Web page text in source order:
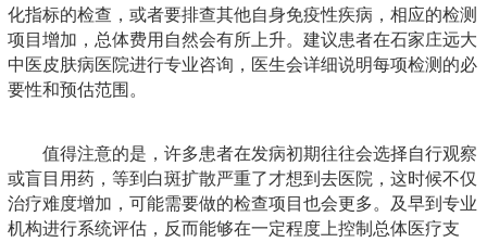
化指标的检查，或者要排查其他自身免疫性疾病，相应的检测
项目增加，总体费用自然会有所上升。建议患者在石家庄远大
中医皮肤病医院进行专业咨询，医生会详细说明每项检测的必
要性和预估范围。
值得注意的是，许多患者在发病初期往往会选择自行观察
或盲目用药，等到白斑扩散严重了才想到去医院，这时候不仅
治疗难度增加，可能需要做的检查项目也会更多。及早到专业
机构进行系统评估，反而能够在一定程度上控制总体医疗支